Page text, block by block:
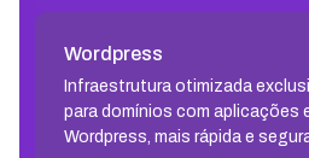
Wordpress
Infraestrutura otimizada
para domínios com aplicações
Wordpress, mais rápida e